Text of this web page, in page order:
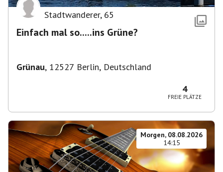
Stadtwanderer, 65
Einfach mal so.....ins Grüne?
Grünau, 12527 Berlin, Deutschland
4
FREIE PLÄTZE
Morgen, 08.08.2026
14:15